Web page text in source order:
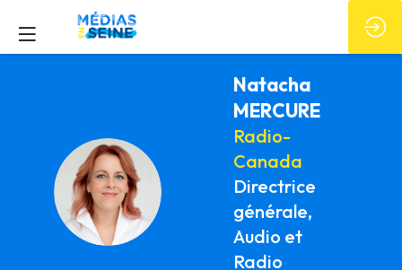
NM
Natacha
MERCURE
Radio-
Canada
Directrice
générale,
Audio et
Radio